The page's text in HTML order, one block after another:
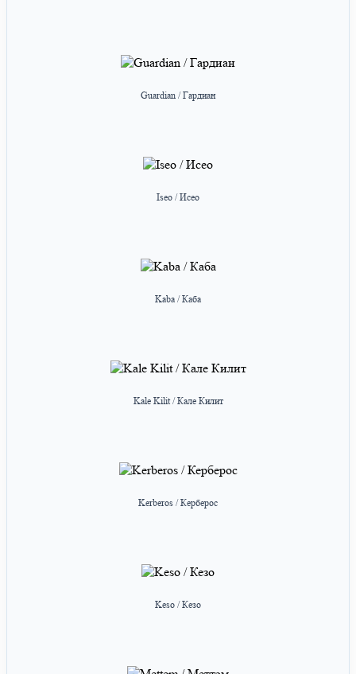
Guardian / Гардиан
Iseo / Исео
Kaba / Каба
Kale Kilit / Кале Килит
Kerberos / Керберос
Keso / Кезо